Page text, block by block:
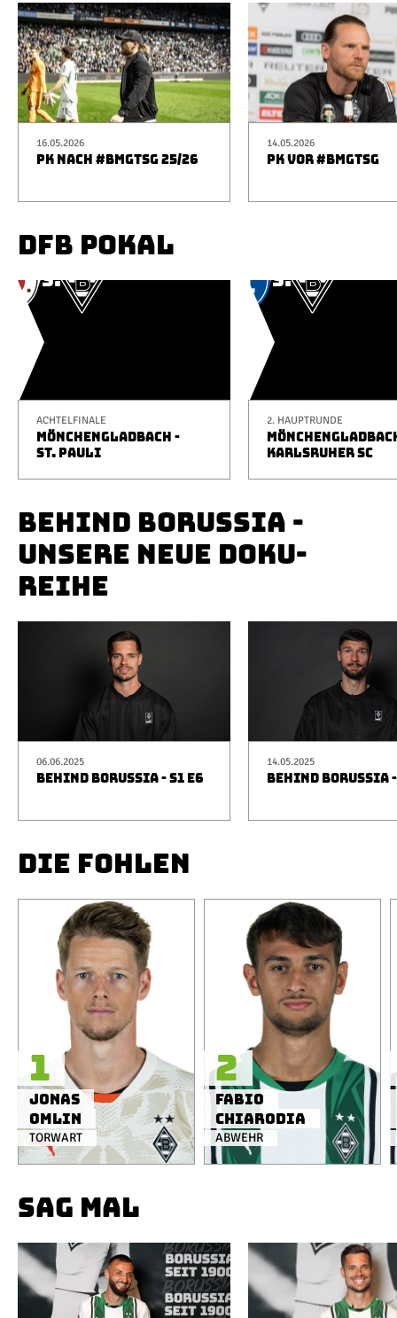
16.05.2026
PK NACH #BMGTSG 25/26
14.05.2026
PK VOR #BMGTSG
DFB POKAL
ACHTELFINALE
MÖNCHENGLADBACH -
ST. PAULI
2. HAUPTRUNDE
KARLSRUHER SC
BEHIND BORUSSIA -
UNSERE NEUE DOKU-
REIHE
06.06.2025
BEHIND BORUSSIA - S1 E6
14.05.2025
BEHIND BORUSSIA
DIE FOHLEN
TORWART
Jonas
Omlin
1
ABWEHR
Fabio
Chiarodia
2
SAG MAL